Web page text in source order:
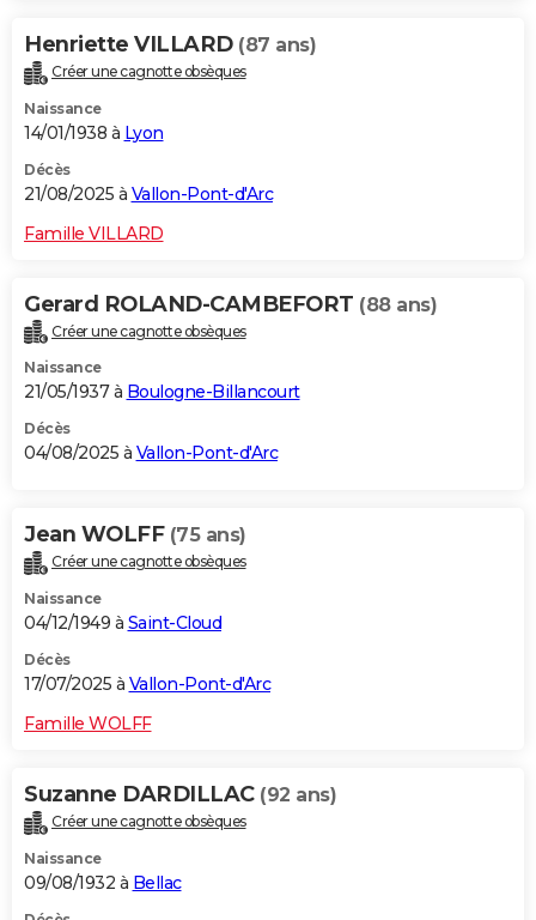
Henriette VILLARD (87 ans)
Créer une cagnotte obsèques
Naissance
14/01/1938 à Lyon
Décès
21/08/2025 à Vallon-Pont-d'Arc
Famille VILLARD
Gerard ROLAND-CAMBEFORT (88 ans)
Créer une cagnotte obsèques
Naissance
21/05/1937 à Boulogne-Billancourt
Décès
04/08/2025 à Vallon-Pont-d'Arc
Jean WOLFF (75 ans)
Créer une cagnotte obsèques
Naissance
04/12/1949 à Saint-Cloud
Décès
17/07/2025 à Vallon-Pont-d'Arc
Famille WOLFF
Suzanne DARDILLAC (92 ans)
Créer une cagnotte obsèques
Naissance
09/08/1932 à Bellac